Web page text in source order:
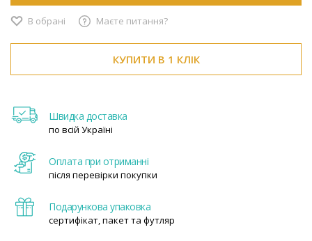
В обрані Маєте питання?
КУПИТИ В 1 КЛІК
Швидка доставка
по всій Україні
Оплата при отриманні
після перевірки покупки
Подарункова упаковка
сертифікат, пакет та футляр